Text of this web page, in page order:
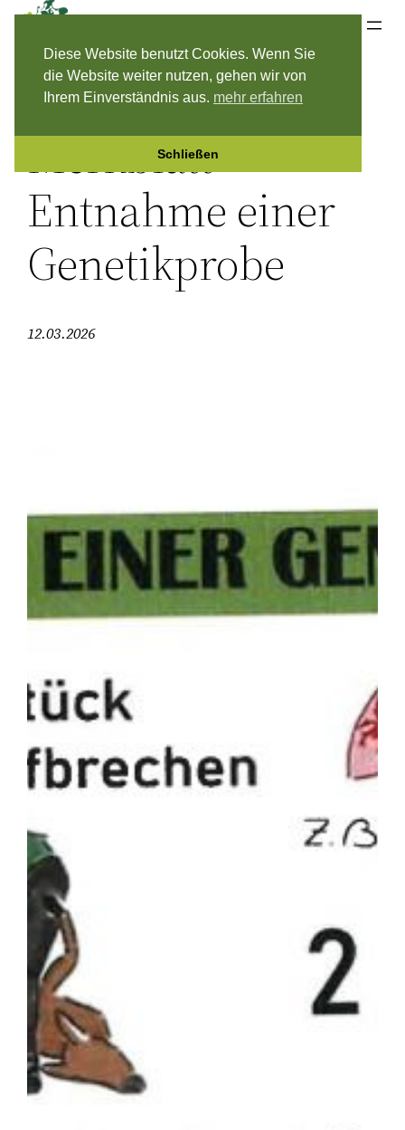
Zum
Inhalt
springen
Merkblatt
Entnahme einer
Genetikprobe
12.03.2026
Diese Website benutzt Cookies. Wenn Sie
die Website weiter nutzen, gehen wir von
Ihrem Einverständnis aus. mehr erfahren
Schließen